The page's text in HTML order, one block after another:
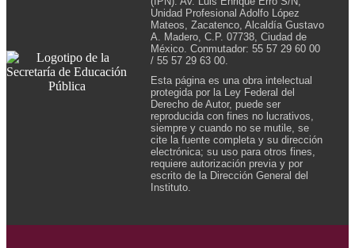
Unidad Profesional Adolfo López
Mateos, Zacatenco, Alcaldía Gustavo
A. Madero, C.P. 07738, Ciudad de
México. Conmutador: 55 57 29 60 00
/ 55 57 29 63 00.
Esta página es una obra intelectual
protegida por la Ley Federal del
Derecho de Autor, puede ser
reproducida con fines no lucrativos,
siempre y cuando no se mutile, se
cite la fuente completa y su dirección
electrónica; su uso para otros fines,
requiere autorización previa y por
escrito de la Dirección General del
Instituto.